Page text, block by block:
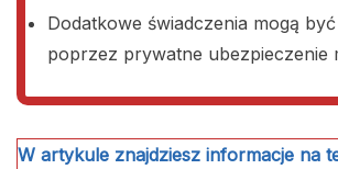
Dodatkowe świadczenia mogą
poprzez prywatne ubezpieczenie
W artykule znajdziesz informacje na